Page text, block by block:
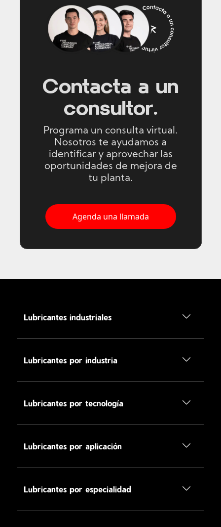
Contacta a un
consultor.
Programa un consulta virtual.
Nosotros te ayudamos a
identificar y aprovechar las
oportunidades de mejora de
tu planta.
Agenda una llamada
Lubricantes industriales
Lubricantes por industria
Lubricantes por tecnología
Lubricantes por aplicación
Lubricantes por especialidad